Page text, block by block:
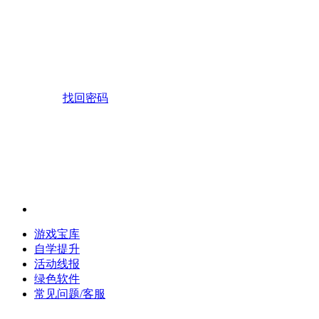
找回密码
游戏宝库
自学提升
活动线报
绿色软件
常见问题/客服